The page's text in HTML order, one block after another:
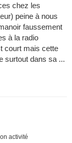
chez les
peine à nous
faussement
à la radio
court mais cette
surtout dans sa ...
activité